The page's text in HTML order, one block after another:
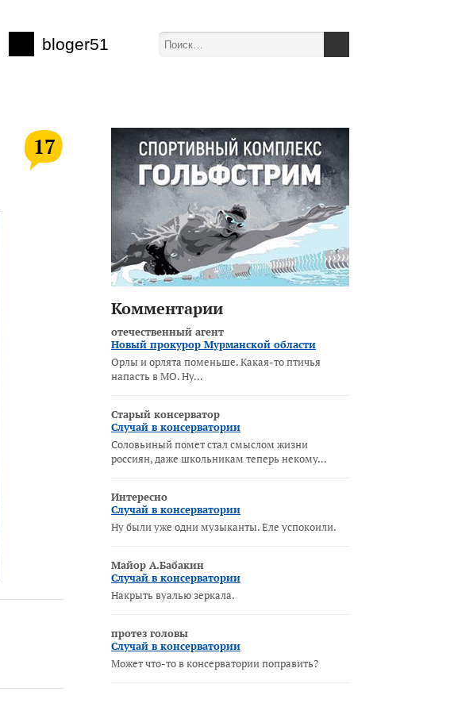
bloger51
17
Комментарии
отечественный агент
Новый прокурор Мурманской области
Орлы и орлята поменьше. Какая-то птичья
напасть в МО. Ну…
Старый консерватор
Случай в консерватории
Соловьиный помет стал смыслом жизни
россиян, даже школьникам теперь некому…
Интересно
Случай в консерватории
Ну были уже одни музыканты. Еле успокоили.
Майор А.Бабакин
Случай в консерватории
Накрыть вуалью зеркала.
протез головы
Случай в консерватории
Может что-то в консерватории поправить?